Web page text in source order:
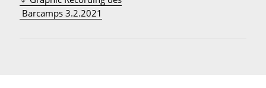
Barcamps 3.2.2021